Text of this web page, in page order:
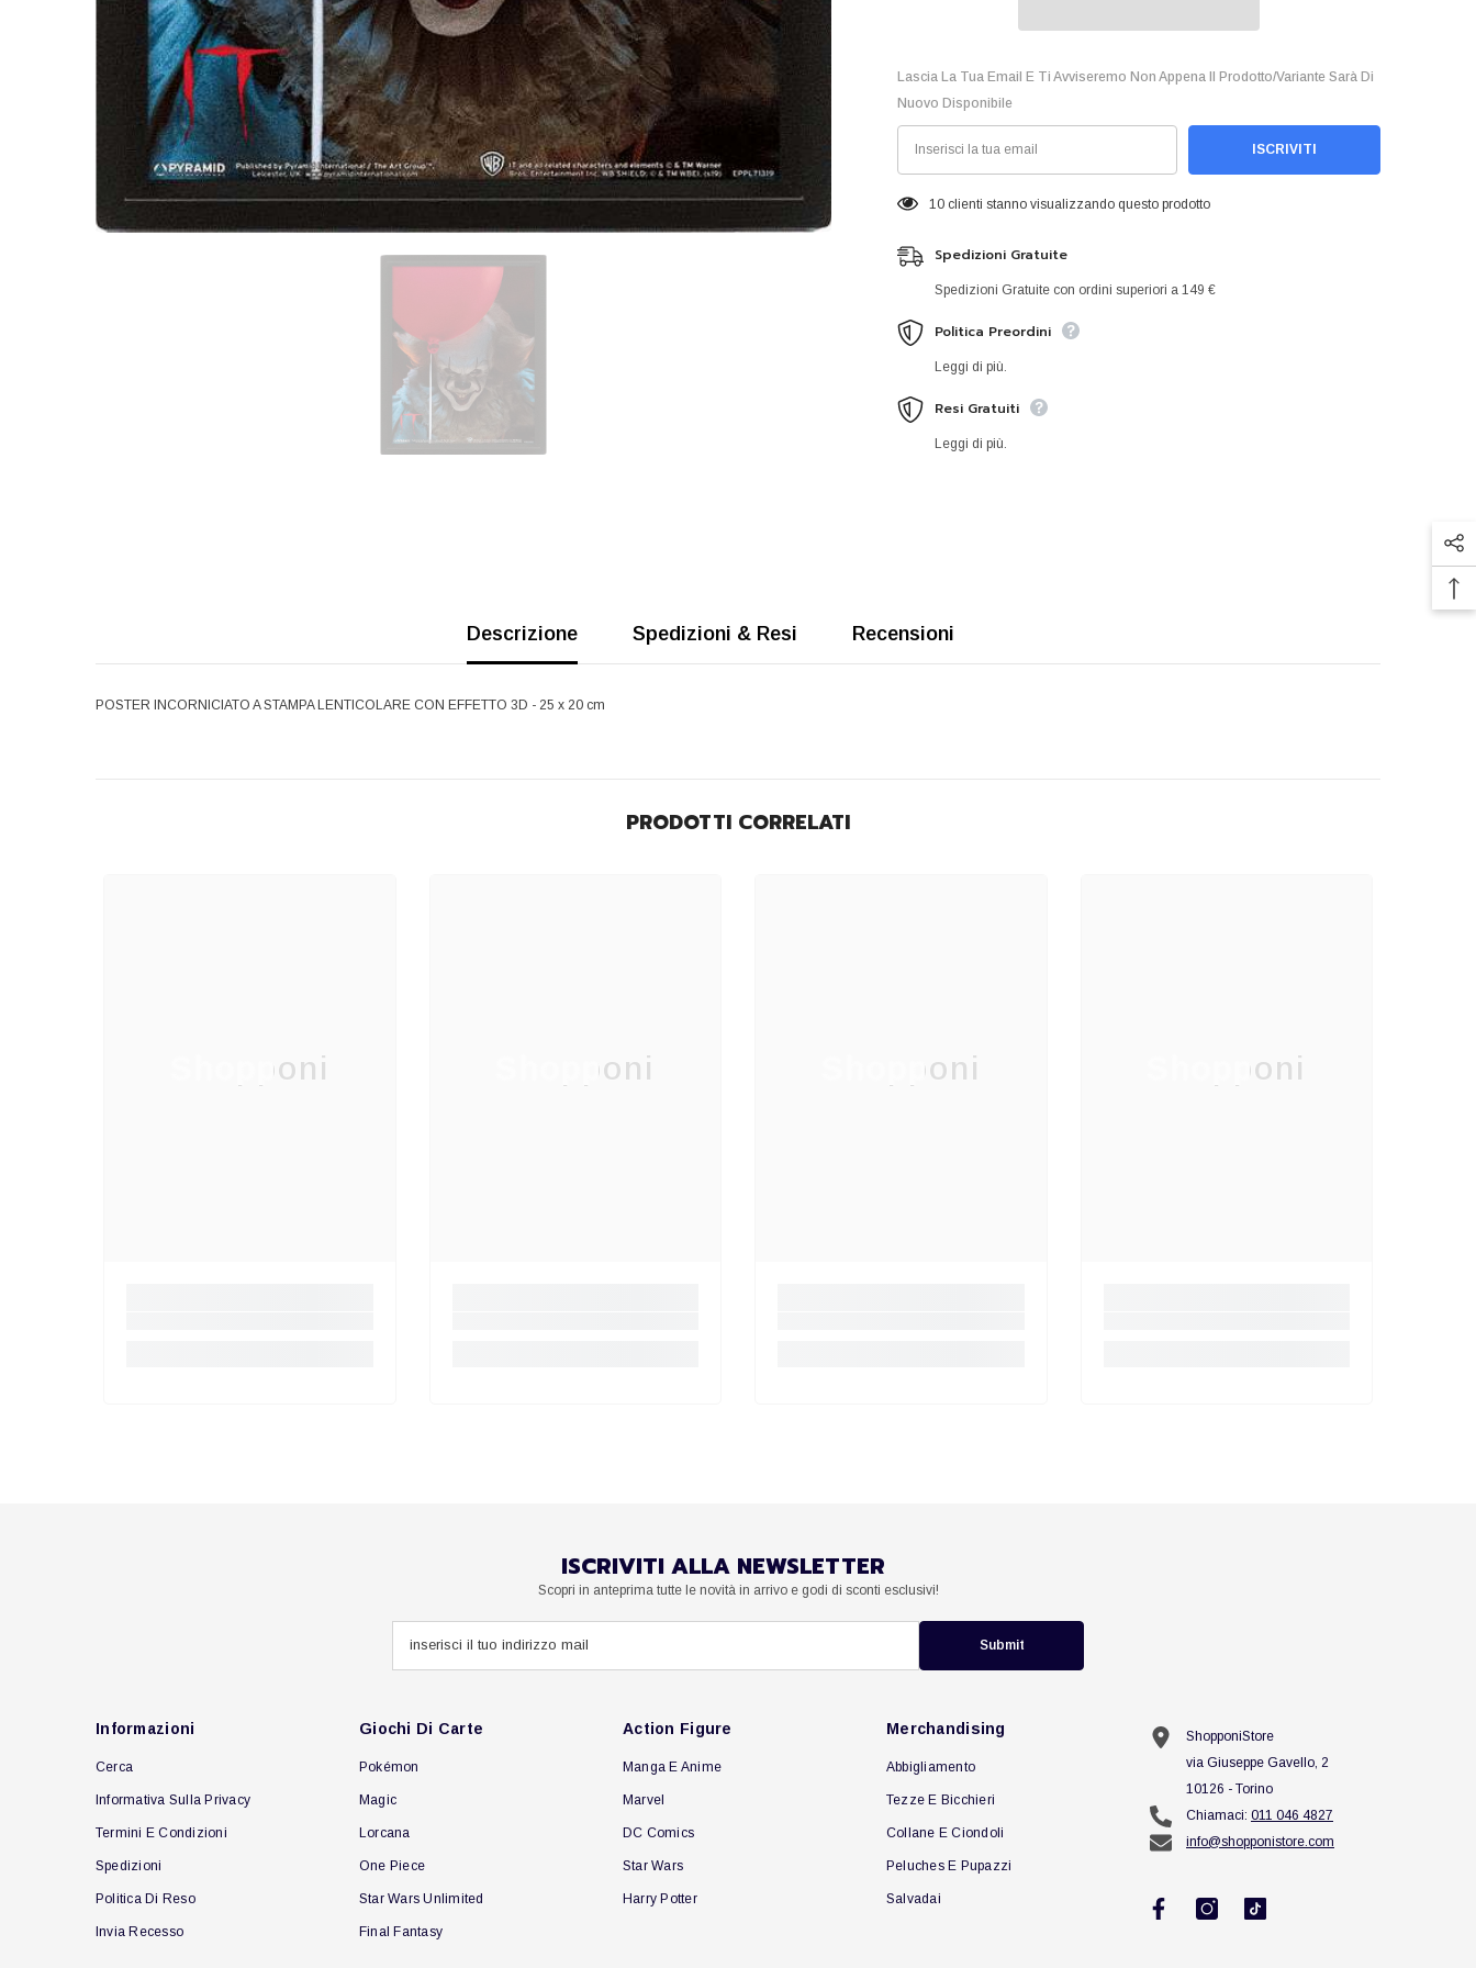
Lascia La Tua Email E Ti Avviseremo Non Appena Il Prodotto/variante Sarà Di
Nuovo Disponibile
ISCRIVITI
6 clienti stanno visualizzando questo prodotto
Spedizioni Gratuite
Spedizioni Gratuite con ordini superiori a 149 €
Politica Preordini
Leggi di più.
Resi Gratuiti
Leggi di più.
Descrizione Spedizioni & Resi Recensioni
POSTER INCORNICIATO A STAMPA LENTICOLARE CON EFFETTO 3D - 25 x 20 cm
PRODOTTI CORRELATI
Shopponi Shopponi Shopponi Shopponi
ISCRIVITI ALLA NEWSLETTER
Scopri in anteprima tutte le novità in arrivo e godi di sconti esclusivi!
Submit
Informazioni
Cerca
Informativa Sulla Privacy
Termini E Condizioni
Spedizioni
Politica Di Reso
Invia Recesso
Giochi Di Carte
Pokémon
Magic
Lorcana
One Piece
Star Wars Unlimited
Final Fantasy
Action Figure
Manga E Anime
Marvel
DC Comics
Star Wars
Harry Potter
Merchandising
Abbigliamento
Tezze E Bicchieri
Collane E Ciondoli
Peluches E Pupazzi
Salvadai
ShopponiStore
via Giuseppe Gavello, 2
10126 - Torino
Chiamaci: 011 046 4827
info@shopponistore.com